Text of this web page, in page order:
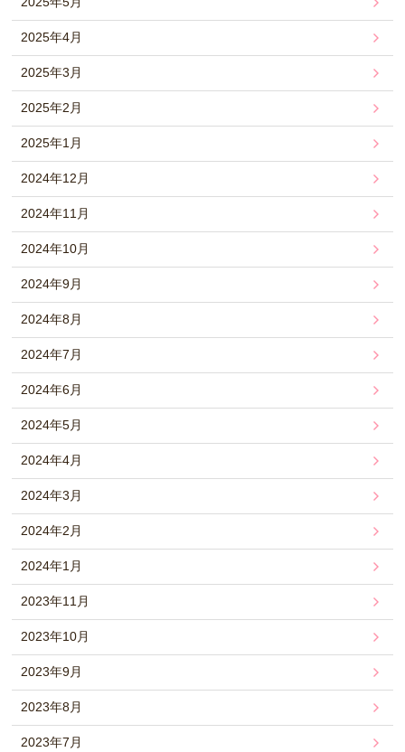
2025年4月
2025年3月
2025年2月
2025年1月
2024年12月
2024年11月
2024年10月
2024年9月
2024年8月
2024年7月
2024年6月
2024年5月
2024年4月
2024年3月
2024年2月
2024年1月
2023年11月
2023年10月
2023年9月
2023年8月
2023年7月